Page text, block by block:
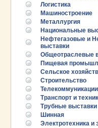
Логистика
Машиностроение
Металлургия
Национальные
Нефтегазовые и
выставки
Общеотраслевые
Пищевая
Сельское
Строительство
Транспорт и
Трубные выставки
Шинная
Электротехника и